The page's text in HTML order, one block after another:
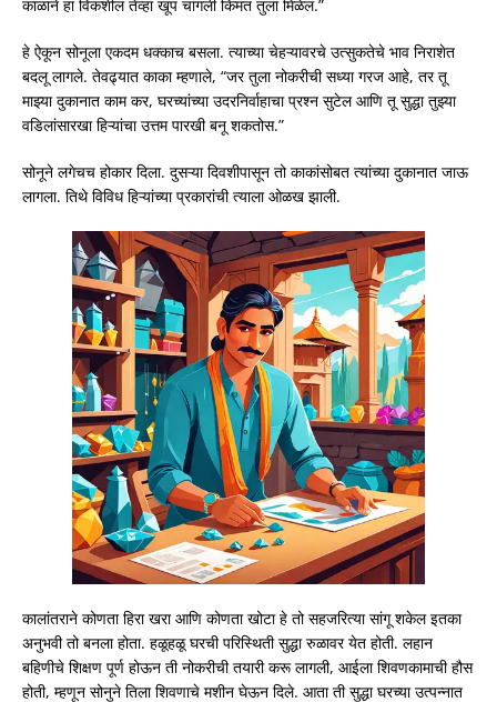
काळाने हा विकशील तेव्हा खूप चांगली किंमत तुला मिळेल.”
हे ऐकून सोनूला एकदम धक्काच बसला. त्याच्या चेहऱ्यावरचे उत्सुकतेचे भाव निराशेत
बदलू लागले. तेवढ्यात काका म्हणाले, “जर तुला नोकरीची सध्या गरज आहे, तर तू
माझ्या दुकानात काम कर, घरच्यांच्या उदरनिर्वाहाचा प्रश्न सुटेल आणि तू सुद्धा तुझ्या
वडिलांसारखा हिऱ्यांचा उत्तम पारखी बनू शकतोस.”
सोनूने लगेचच होकार दिला. दुसऱ्या दिवशीपासून तो काकांसोबत त्यांच्या दुकानात जाऊ
लागला. तिथे विविध हिऱ्यांच्या प्रकारांची त्याला ओळख झाली.
कालांतराने कोणता हिरा खरा आणि कोणता खोटा हे तो सहजरित्या सांगू शकेल इतका
अनुभवी तो बनला होता. हळूहळू घरची परिस्थिती सुद्धा रुळावर येत होती. लहान
बहिणीचे शिक्षण पूर्ण होऊन ती नोकरीची तयारी करू लागली, आईला शिवणकामाची हौस
होती, म्हणून सोनुने तिला शिवणाचे मशीन घेऊन दिले. आता ती सुद्धा घरच्या उत्पन्नात